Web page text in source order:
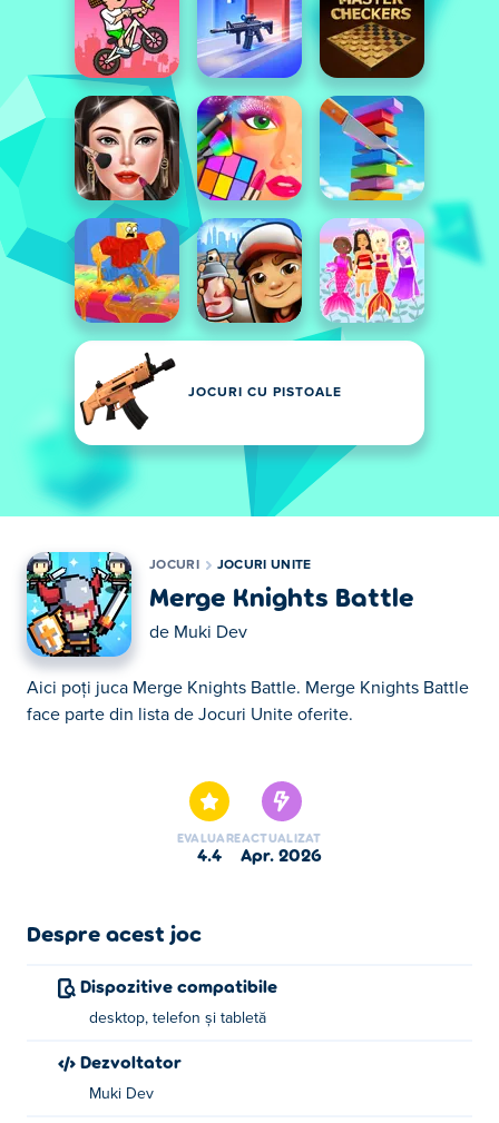
JOCURI CU PISTOALE
JOCURI JOCURI UNITE
Merge Knights Battle
de Muki Dev
Aici poţi juca Merge Knights Battle. Merge Knights Battle
face parte din lista de Jocuri Unite oferite.
EVALUARE
4.4
ACTUALIZAT
apr. 2026
Despre acest joc
Dispozitive compatibile
desktop, telefon și tabletă
Dezvoltator
Muki Dev